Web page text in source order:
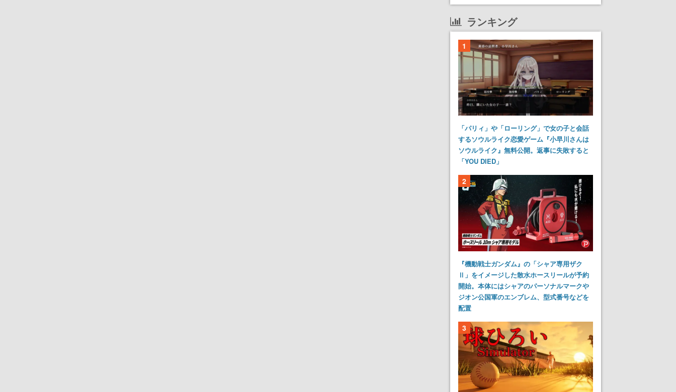
ランキング
1
「パリィ」や「ローリング」で女の子と会話
するソウルライク恋愛ゲーム『小早川さんは
ソウルライク』無料公開。返事に失敗すると
「YOU DIED」
2
『機動戦士ガンダム』の「シャア専用ザク
Ⅱ」をイメージした散水ホースリールが予約
開始。本体にはシャアのパーソナルマークや
ジオン公国軍のエンブレム、型式番号などを
配置
3